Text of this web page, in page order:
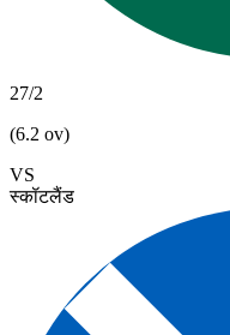
27/2
(6.2 ov)
VS
स्कॉटलैंड